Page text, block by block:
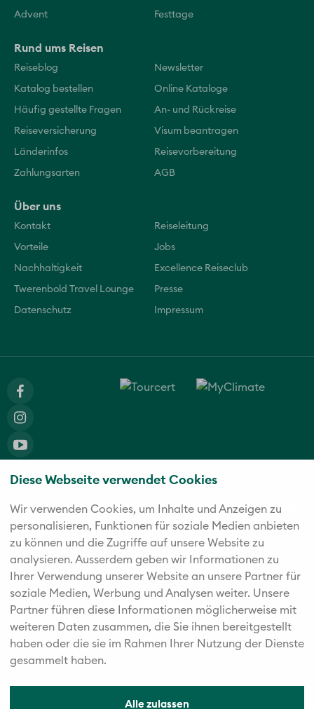
Diese Webseite verwendet Cookies
Wir verwenden Cookies, um Inhalte und Anzeigen zu
personalisieren, Funktionen für soziale Medien anbieten
zu können und die Zugriffe auf unsere Website zu
analysieren. Außerdem geben wir Informationen zu
Ihrer Verwendung unserer Website an unsere Partner für
soziale Medien, Werbung und Analysen weiter. Unsere
Partner führen diese Informationen möglicherweise mit
weiteren Daten zusammen, die Sie ihnen bereitgestellt
haben oder die sie im Rahmen Ihrer Nutzung der Dienste
gesammelt haben.
Alle zulassen
Advent Festtage
Rund ums Reisen
Reiseblog Newsletter
Katalog bestellen Online Kataloge
Häufig gestellte Fragen An- und Rückreise
Reiseversicherung Visum beantragen
Länderinfos Reisevorbereitung
Zahlungsarten AGB
Über uns
Kontakt Reiseleitung
Vorteile Jobs
Nachhaltigkeit Excellence Reiseclub
Twerenbold Travel Lounge Presse
Datenschutz Impressum
Die fünf starken Marken der Twerenbold Reisen Gruppe